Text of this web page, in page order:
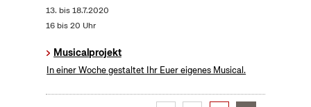
13. bis18.7.2020
16 bis 20 Uhr
Musicalprojekt
In einer Woche gestaltet Ihr Euer eigenes Musical.